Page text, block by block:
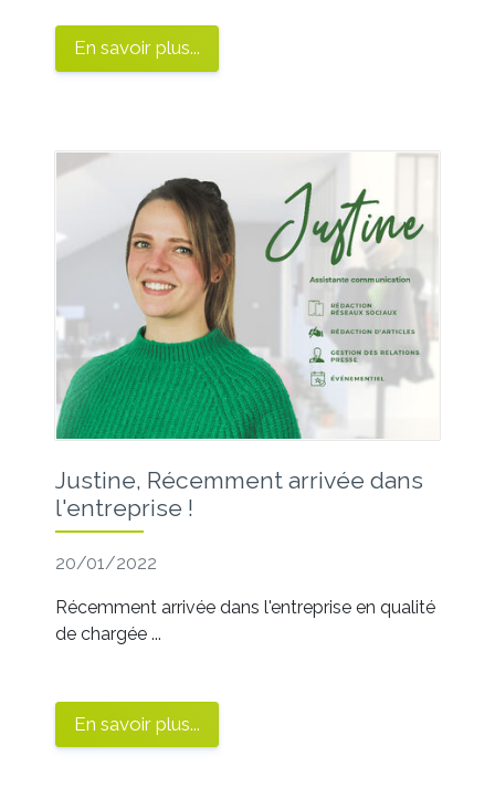
En savoir plus...
Justine, Récemment arrivée dans
l'entreprise !
20/01/2022
Récemment arrivée dans l'entreprise en qualité
de chargée ...
En savoir plus...